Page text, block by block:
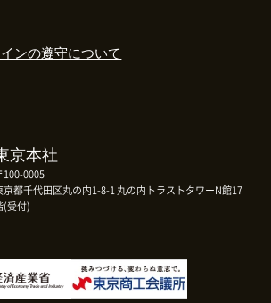
ンの遵守について
京本社
100-0005
京都千代田区丸の内1-8-1 丸の内トラストタワーN館17
(受付)